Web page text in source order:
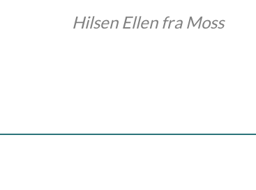
Hilsen Ellen fra Moss